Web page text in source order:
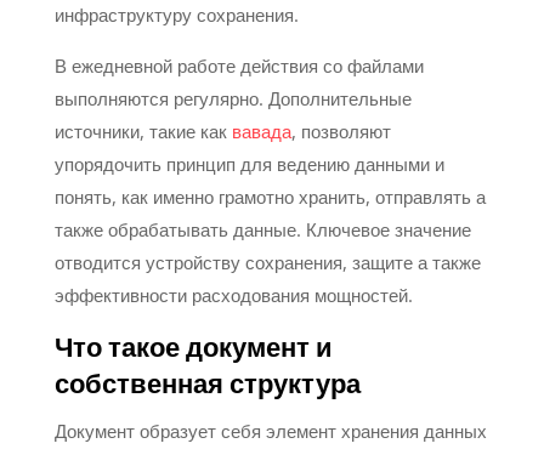
инфраструктуру сохранения.
В ежедневной работе действия со файлами
выполняются регулярно. Дополнительные
источники, такие как вавада, позволяют
упорядочить принцип для ведению данными и
понять, как именно грамотно хранить, отправлять а
также обрабатывать данные. Ключевое значение
отводится устройству сохранения, защите а также
эффективности расходования мощностей.
Что такое документ и
собственная структура
Документ образует себя элемент хранения данных